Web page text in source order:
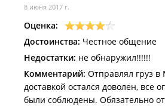
8 июня 2017 г.
Оценка:
Достоинства: Честное общение
Недостатки: не обнаружил!!!!!!
Комментарий: Отправлял груз
доставкой остался доволен, все
были соблюдены. Обязательно